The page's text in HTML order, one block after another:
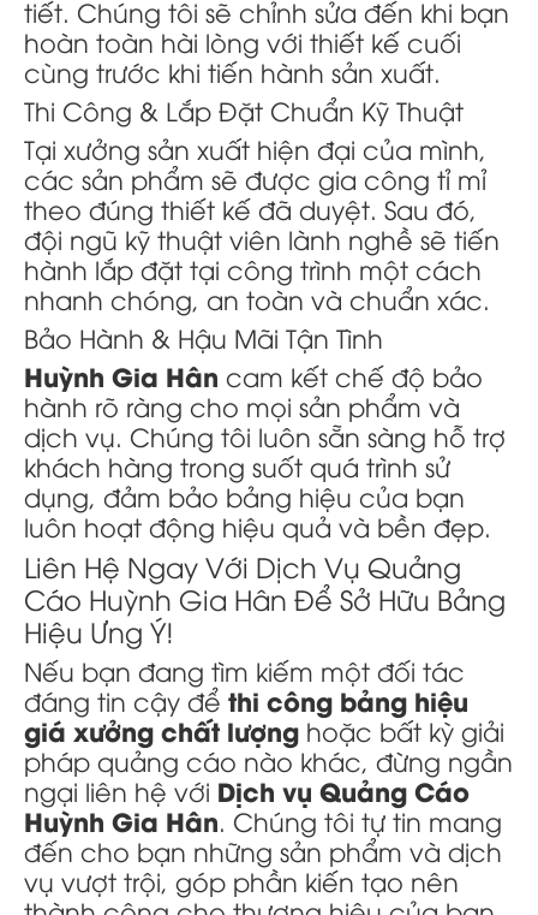
tiết. Chúng tôi sẽ chỉnh sửa đến khi bạn
hoàn toàn hài lòng với thiết kế cuối
cùng trước khi tiến hành sản xuất.
Thi Công & Lắp Đặt Chuẩn Kỹ Thuật
Tại xưởng sản xuất hiện đại của mình,
các sản phẩm sẽ được gia công tỉ mỉ
theo đúng thiết kế đã duyệt. Sau đó,
đội ngũ kỹ thuật viên lành nghề sẽ tiến
hành lắp đặt tại công trình một cách
nhanh chóng, an toàn và chuẩn xác.
Bảo Hành & Hậu Mãi Tận Tình
Huỳnh Gia Hân cam kết chế độ bảo
hành rõ ràng cho mọi sản phẩm và
dịch vụ. Chúng tôi luôn sẵn sàng hỗ trợ
khách hàng trong suốt quá trình sử
dụng, đảm bảo bảng hiệu của bạn
luôn hoạt động hiệu quả và bền đẹp.
Liên Hệ Ngay Với Dịch Vụ Quảng
Cáo Huỳnh Gia Hân Để Sở Hữu Bảng
Hiệu Ưng Ý!
Nếu bạn đang tìm kiếm một đối tác
đáng tin cậy để thi công bảng hiệu
giá xưởng chất lượng hoặc bất kỳ giải
pháp quảng cáo nào khác, đừng ngần
ngại liên hệ với Dịch vụ Quảng Cáo
Huỳnh Gia Hân. Chúng tôi tự tin mang
đến cho bạn những sản phẩm và dịch
vụ vượt trội, góp phần kiến tạo nên